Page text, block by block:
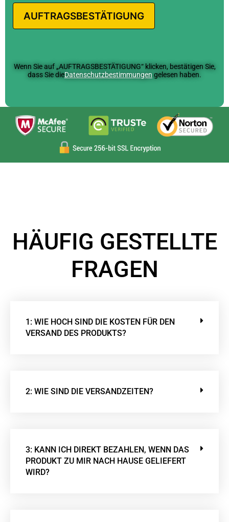
AUFTRAGSBESTÄTIGUNG
Wenn Sie auf „AUFTRAGSBESTÄTIGUNG“ klicken, bestätigen Sie,
dass Sie dieDatenschutzbestimmungen gelesen haben.
HÄUFIG GESTELLTE
FRAGEN
1: WIE HOCH SIND DIE KOSTEN FÜR DEN
VERSAND DES PRODUKTS?
2: WIE SIND DIE VERSANDZEITEN?
3: KANN ICH DIREKT BEZAHLEN, WENN DAS
PRODUKT ZU MIR NACH HAUSE GELIEFERT
WIRD?